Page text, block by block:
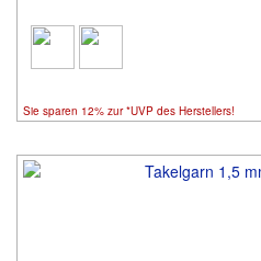
Sie sparen 12% zur *UVP des Herstellers!